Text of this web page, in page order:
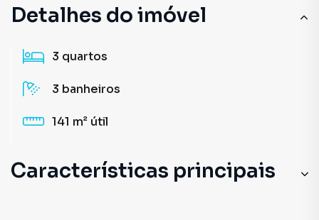
Detalhes do imóvel
3 quartos
3 banheiros
141 m² útil
Características principais